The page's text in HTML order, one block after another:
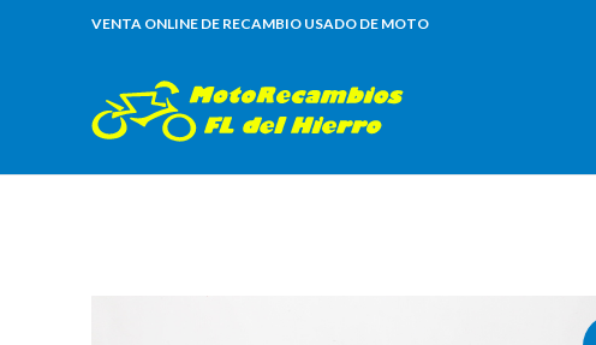
VENTA ONLINE DE RECAMBIO USADO DE MOTO